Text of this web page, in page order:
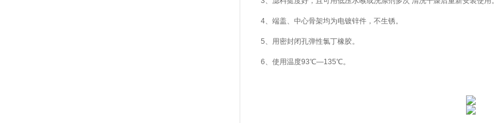
4、端盖、中心骨架均为电镀锌件，不生锈。
5、用密封闭孔弹性氯丁橡胶。
6、使用温度93℃—135℃。